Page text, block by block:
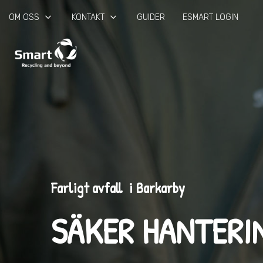
OM OSS keyboard_arrow_down KONTAKT keyboard_arrow_down GUIDER ESMART LOGIN
Farligt avfall i Barkarby
SÄKER